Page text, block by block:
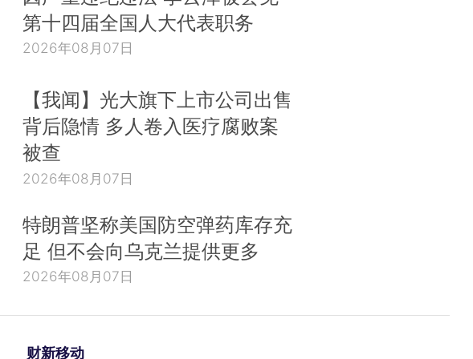
第十四届全国人大代表职务
2026年08月07日
【我闻】光大旗下上市公司出售
背后隐情 多人卷入医疗腐败案
被查
2026年08月07日
特朗普坚称美国防空弹药库存充
足 但不会向乌克兰提供更多
2026年08月07日
财新移动